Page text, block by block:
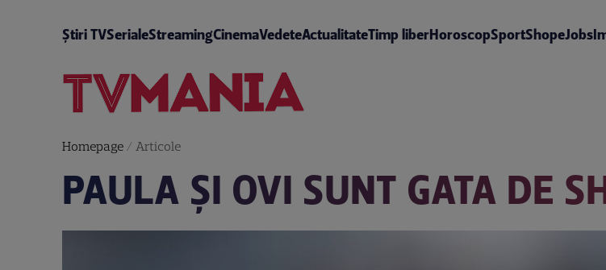
Știri TVSerialeStreamingCinemaVedeteActualitateTimp liberHoroscopSportShopeJobs
Homepage/ Articole
PAULA ŞI OVI SUNT GATA DE